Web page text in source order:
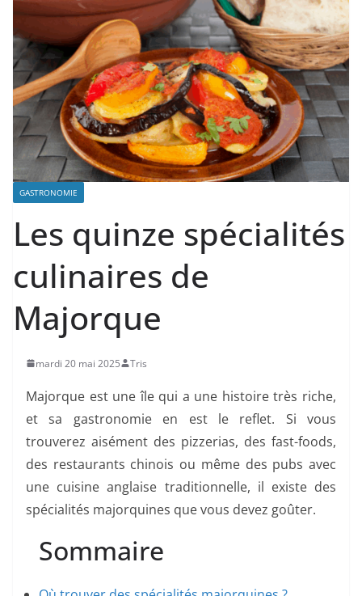
GASTRONOMIE
Les quinze spécialités
culinaires de
Majorque
mardi 20 mai 2025 Tris
Majorque est une île qui a une histoire très riche,
et sa gastronomie en est le reflet. Si vous
trouverez aisément des pizzerias, des fast-foods,
des restaurants chinois ou même des pubs avec
une cuisine anglaise traditionnelle, il existe des
spécialités majorquines que vous devez goûter.
Sommaire